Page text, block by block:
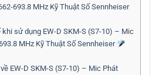
693.8 MHz Kỹ Thuật Số Sennheiser
sử dụng EW-D SKM-S (S7-10) – Mic
MHz Kỹ Thuật Số Sennheiser
EW-D SKM-S (S7-10) – Mic Phát